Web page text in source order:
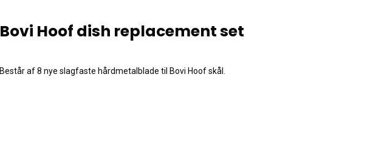
Bovi Hoof dish replacement set
Består af 8 nye slagfaste hårdmetalblade til Bovi Hoof skål.